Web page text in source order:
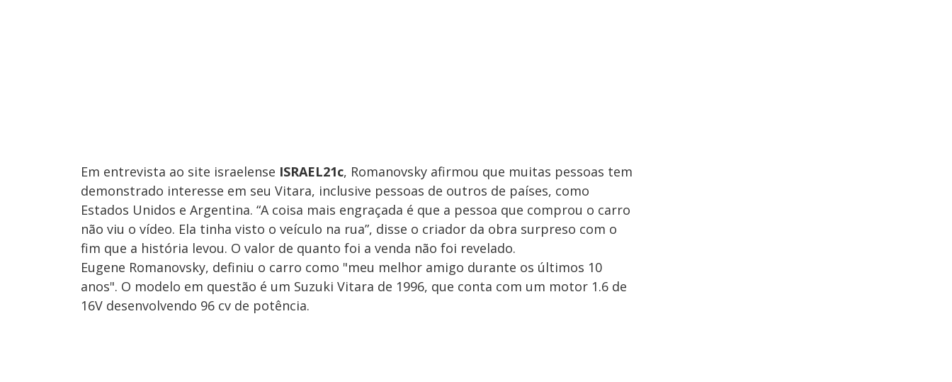
Em entrevista ao site israelense ISRAEL21c, Romanovsky afirmou que muitas pessoas tem
demonstrado interesse em seu Vitara, inclusive pessoas de outros de países, como
Estados Unidos e Argentina. “A coisa mais engraçada é que a pessoa que comprou o carro
não viu o vídeo. Ela tinha visto o veículo na rua”, disse o criador da obra surpreso com o
fim que a história levou. O valor de quanto foi a venda não foi revelado.
Eugene Romanovsky, definiu o carro como "meu melhor amigo durante os últimos 10
anos". O modelo em questão é um Suzuki Vitara de 1996, que conta com um motor 1.6 de
16V desenvolvendo 96 cv de potência.